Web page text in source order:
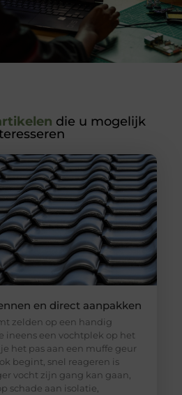
die u mogelijk
en direct aanpakken
zelden op een handig
ineens een vochtplek op het
het pas aan een muffe geur
begint, snel reageren is
vocht zijn gang kan gaan,
schade aan isolatie,